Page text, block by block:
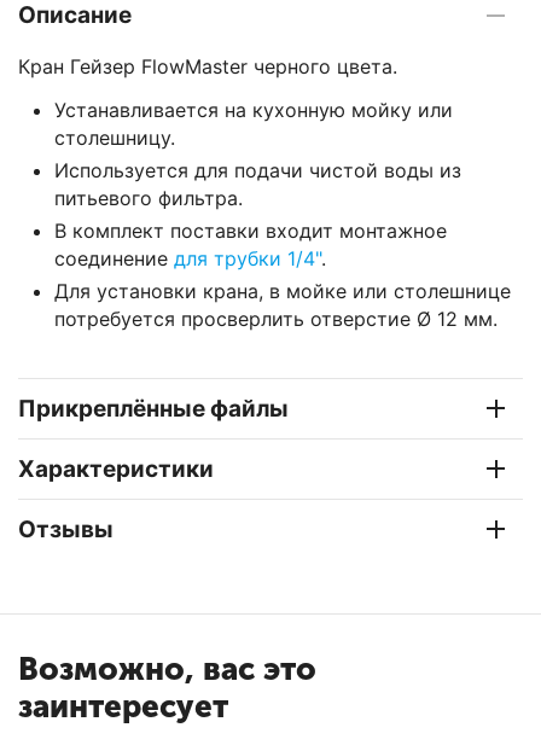
Описание
Кран Гейзер FlowMaster черного цвета.
Устанавливается на кухонную мойку или
столешницу.
Используется для подачи чистой воды из
питьевого фильтра.
В комплект поставки входит монтажное
соединение для трубки 1/4".
Для установки крана, в мойке или столешнице
потребуется просверлить отверстие Ø 12 мм.
Прикреплённые файлы
Характеристики
Отзывы
Возможно, вас это
заинтересует